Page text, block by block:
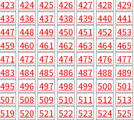
423 424 425 426 427 428 429
435 436 437 438 439 440 441
447 448 449 450 451 452 453
459 460 461 462 463 464 465
471 472 473 474 475 476 477
483 484 485 486 487 488 489
495 496 497 498 499 500 501
507 508 509 510 511 512 513
519 520 521 522 523 524 525